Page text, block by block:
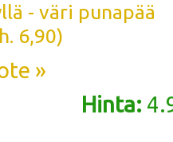
- väri punapää
6,90)
»
Hinta: